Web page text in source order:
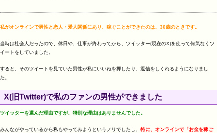
私がオンラインで男性と恋人・愛人関係にあり、稼ぐことができたのは、30歳のときです。
当時は社会人だったので、休日や、仕事が終わってから、ツイッター(現在のX)を使って何気なくツ
イートをしていました。
すると、そのツイートを見ていた男性が私にいいねを押したり、返信をしくれるようになりまし
た。
X(旧Twitter)で私のファンの男性ができました
ツイッターを選んだ理由ですが、特別な理由はありませんでした。
みんながやっているから私もやってみようというノリでしたし、 特に、オンラインで「お金を稼ご